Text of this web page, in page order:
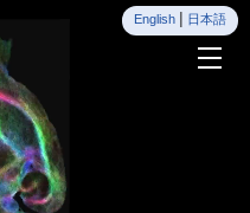
English 日本語